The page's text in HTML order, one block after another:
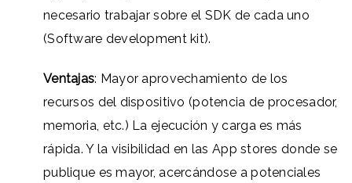
necesario trabajar sobre el SDK de cada uno
(Software development kit).
Ventajas: Mayor aprovechamiento de los
recursos del dispositivo (potencia de procesador,
memoria, etc.) La ejecución y carga es más
rápida. Y la visibilidad en las App stores donde se
publique es mayor, acercándose a potenciales